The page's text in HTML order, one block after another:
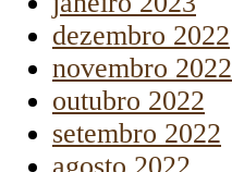
dezembro 2022
novembro 2022
outubro 2022
setembro 2022
agosto 2022